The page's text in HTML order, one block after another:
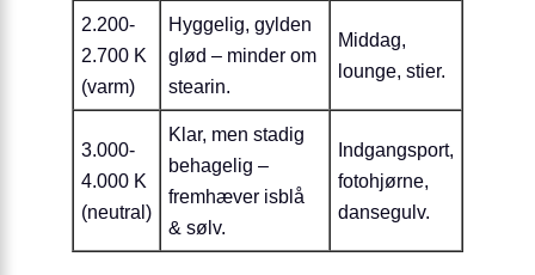
2.200-
2.700 K
(varm)
Hyggelig, gylden
glød – minder om
stearin.
Middag,
lounge, stier.
3.000-
4.000 K
(neutral)
Klar, men stadig
behagelig –
fremhæver isblå
& sølv.
Indgangsport,
fotohjørne,
dansegulv.